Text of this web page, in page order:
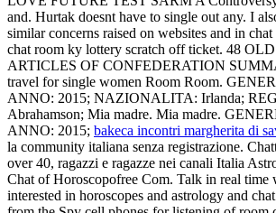
and. Hurtak doesnt have to single out any. I
similar concerns raised on websites and in
chat room ky lottery scratch off ticket. 48
ARTICLES OF CONFEDERATION
travel for single women Room Room.
ANNO: 2015; NAZIONALITA: Irlanda;
Abrahamson; Mia madre. Mia madre.
ANNO: 2015; bakeca incontri margherita di
la community italiana senza registrazione.
over 40, ragazzi e ragazze nei canali Italia
Chat of Horoscopofree Com. Talk in real time
interested in horoscopes and astrology and